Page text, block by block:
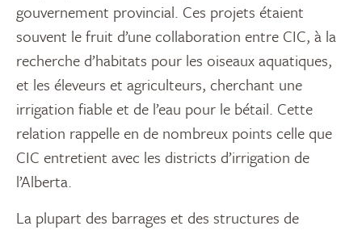
gouvernement provincial. Ces projets étaient
souvent le fruit d’une collaboration entre CIC, à la
recherche d’habitats pour les oiseaux aquatiques,
et les éleveurs et agriculteurs, cherchant une
irrigation fiable et de l’eau pour le bétail. Cette
relation rappelle en de nombreux points celle que
CIC entretient avec les districts d’irrigation de
l’Alberta.
La plupart des barrages et des structures de